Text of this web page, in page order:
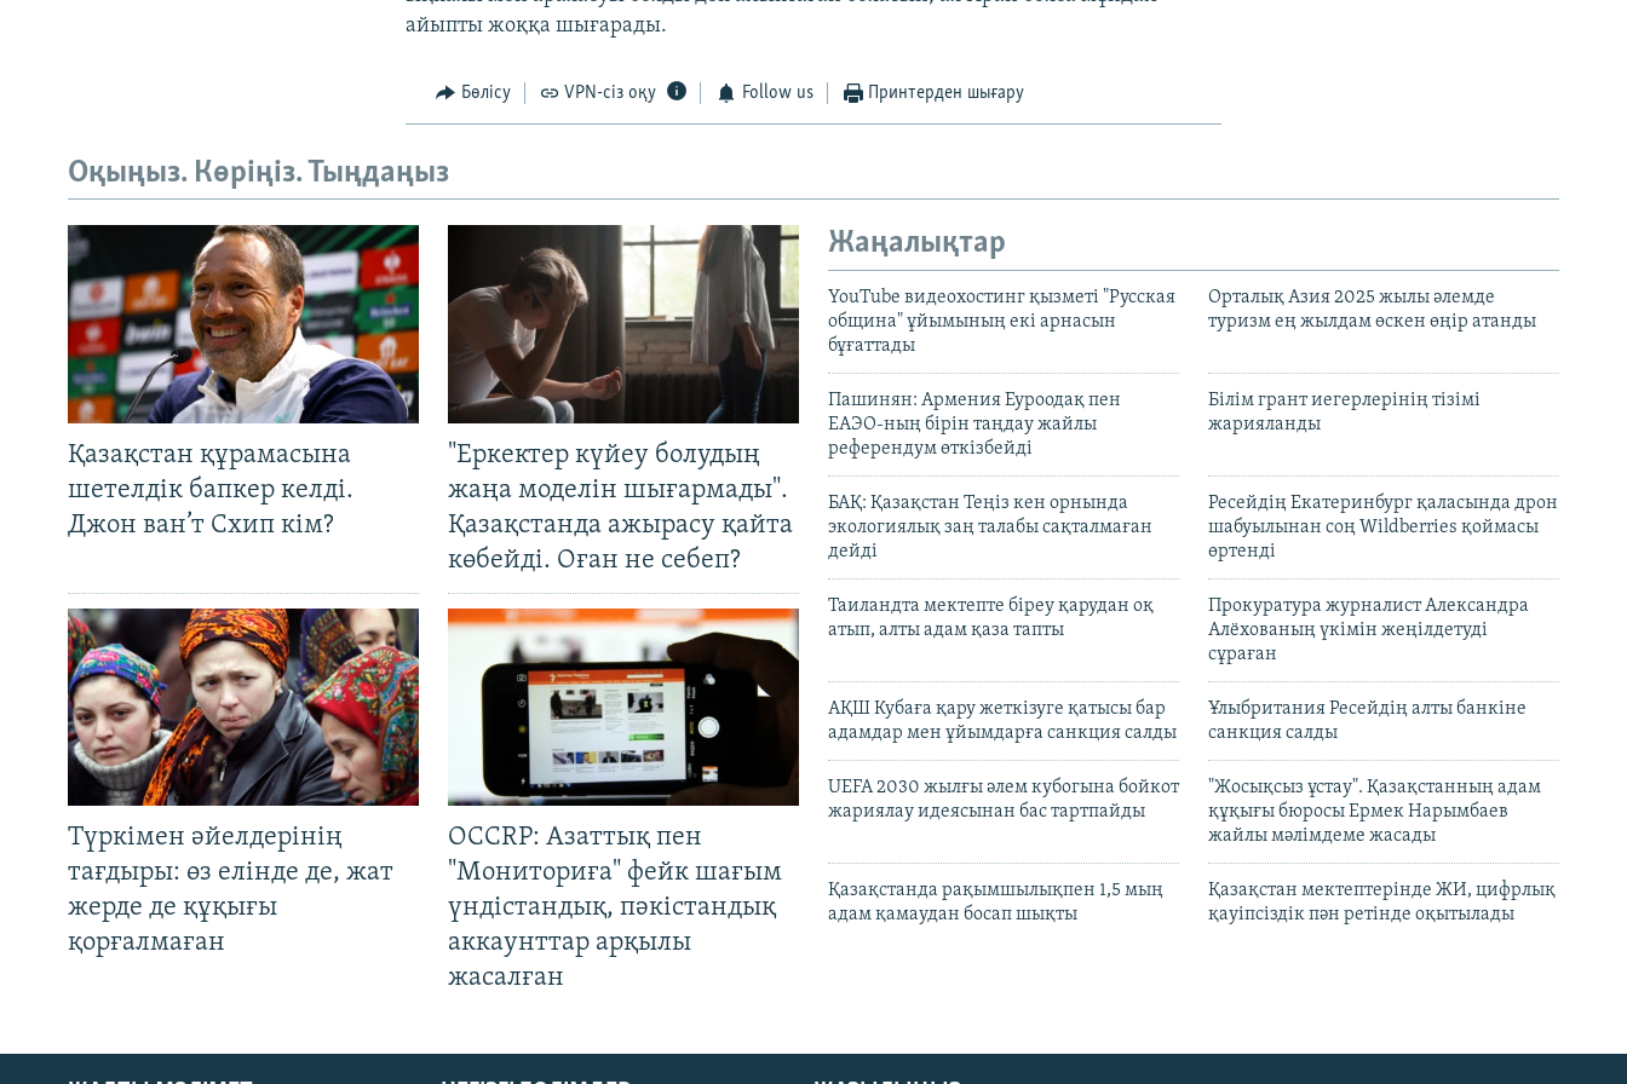
айыпты жоққа шығарады.
Бөлісу VPN-сіз оқу Follow us Принтерден шығару
Оқыңыз. Көріңіз. Тыңдаңыз
Қазақстан құрамасына
шетелдік бапкер келді.
Джон ван’т Схип кім?
"Еркектер күйеу болудың
жаңа моделін шығармады".
Қазақстанда ажырасу қайта
көбейді. Оған не себеп?
Түркімен әйелдерінің
тағдыры: өз елінде де, жат
жерде де құқығы
қорғалмаған
OCCRP: Азаттық пен
"Мониториға" фейк шағым
үндістандық, пәкістандық
аккаунттар арқылы
жасалған
Жаңалықтар
YouTube видеохостинг қызметі "Русская
община" ұйымының екі арнасын
бұғаттады
Орталық Азия 2025 жылы әлемде
туризм ең жылдам өскен өңір атанды
Пашинян: Армения Еуроодақ пен
ЕАЭО-ның бірін таңдау жайлы
референдум өткізбейді
Білім грант иегерлерінің тізімі
жарияланды
БАҚ: Қазақстан Теңіз кен орнында
экологиялық заң талабы сақталмаған
дейді
Ресейдің Екатеринбург қаласында дрон
шабуылынан соң Wildberries қоймасы
өртенді
Таиландта мектепте біреу қарудан оқ
атып, алты адам қаза тапты
Прокуратура журналист Александра
Алёхованың үкімін жеңілдетуді
сұраған
АҚШ Кубаға қару жеткізуге қатысы бар
адамдар мен ұйымдарға санкция салды
Ұлыбритания Ресейдің алты банкіне
санкция салды
UEFA 2030 жылғы әлем кубогына бойкот
жариялау идеясынан бас тартпайды
"Жосықсыз ұстау". Қазақстанның адам
құқығы бюросы Ермек Нарымбаев
жайлы мәлімдеме жасады
Қазақстанда рақымшылықпен 1,5 мың
адам қамаудан босап шықты
Қазақстан мектептерінде ЖИ, цифрлық
қауіпсіздік пән ретінде оқытылады